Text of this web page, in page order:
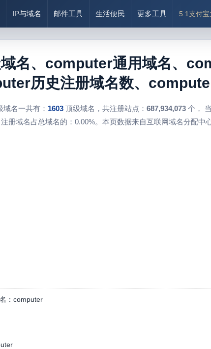
IP与域名 邮件工具 生活便民 更多工具 5.1支付宝
名、computer通用域名、
历史注册域名数、
名一共有： 1603 顶级域名，共注册站点： 687,934,073 个，
册域名占总域名的：0.00%。本页数据来自互联网域名分配中
： computer